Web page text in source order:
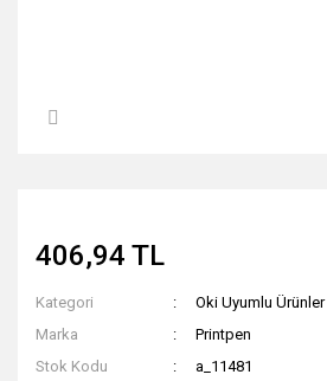
406,94 TL
Kategori
Oki Uyumlu Ürünler
Marka
Printpen
Stok Kodu
a_11481